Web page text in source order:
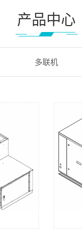
产品中心
多联机